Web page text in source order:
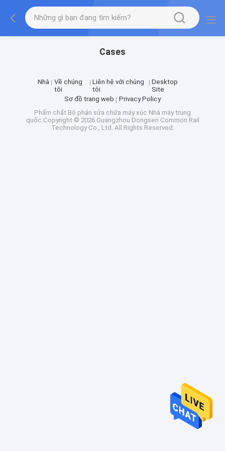
Cases
Nhà
Về chúng
tôi
Liên hệ với chúng
tôi
Desktop
Site
Sơ đồ trang web
Privacy Policy
Phẩm chất Bộ phận sửa chữa máy xúc Nhà máy trung
quốc.Copyright © 2026 Guangzhou Dongsen Common Rail
Technology Co., Ltd. All Rights Reserved.